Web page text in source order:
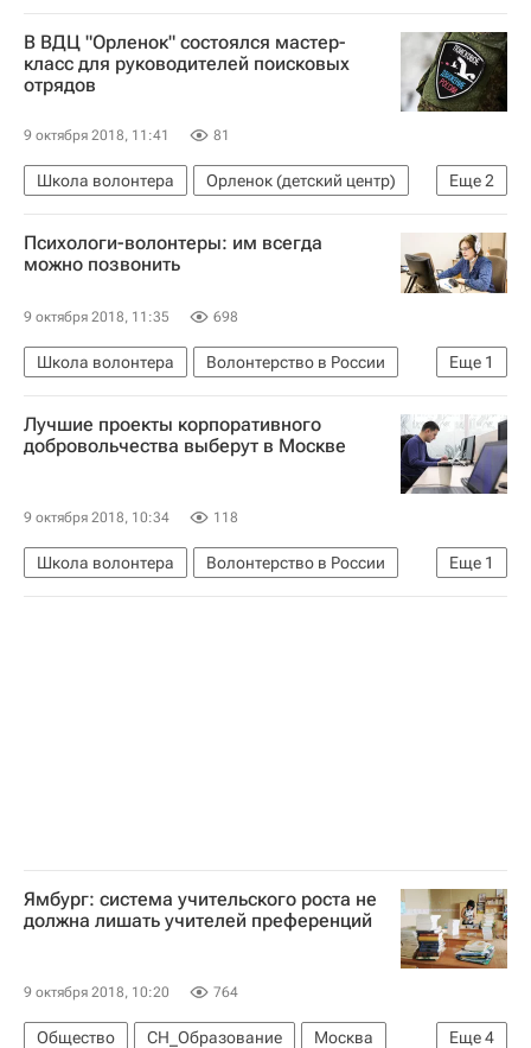
В ВДЦ "Орленок" состоялся мастер-
класс для руководителей поисковых
отрядов
9 октября 2018, 11:41 81
Еще2
Школа волонтера
Орленок (детский центр)
Волонтерство в России
Россия
Психологи-волонтеры: им всегда
можно позвонить
9 октября 2018, 11:35 698
Еще 1
Школа волонтера
Волонтерство в России
Россия
Лучшие проекты корпоративного
добровольчества выберут в Москве
9 октября 2018, 10:34 118
Еще 1
Школа волонтера
Волонтерство в России
Россия
Ямбург: система учительского роста не
должна лишать учителей преференций
9 октября 2018, 10:20 764
Еще4
Общество СН_Образование
Москва